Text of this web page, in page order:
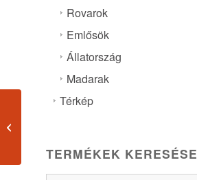
Rovarok
Emlősök
Állatország
Madarak
Térkép
TERMÉKEK KERESÉSE